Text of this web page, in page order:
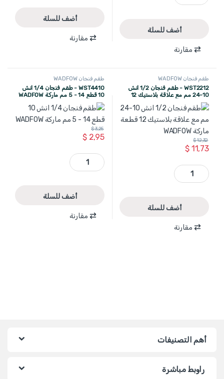
أضف للسلة
مقارنة
أضف للسلة
مقارنة
طقم فنجان WADFOW
WST2212 - طقم فنجان 1/2 انش
10-24 مم مع علاقة بلاستيك 12
قطعة ماركة WADFOW
$11,73
$12,32
WST2212 - طقم فنجان 1/2 انش 10-24 مم مع علاقة بلاستيك 12 قطعة ماركة WADFOW quantity
أضف للسلة
مقارنة
طقم فنجان WADFOW
WST4410 - طقم فنجان 1/4 انش
10 قطع 14 - 5 مم ماركة WADFOW
$2,95
$3,25
WST4410 - طقم فنجان 1/4 انش 10 قطع 14 - 5 مم ماركة WADFOW quantity
أضف للسلة
مقارنة
أهم التصنيفات
راوبط مباشرة